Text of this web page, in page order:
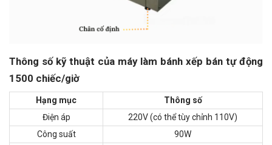
Thông số kỹ thuật của máy làm bánh xếp bán tự động
1500 chiếc/giờ
Hạng mục
Thông số
Điện áp
220V (có thể tùy chỉnh 110V)
Công suất
90W